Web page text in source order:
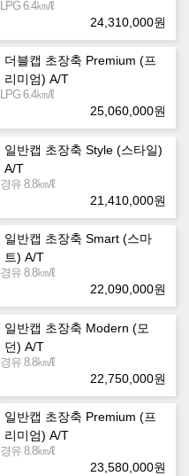
LPG 6.4㎞/ℓ
24,310,000원
더블캡 초장축 Premium (프
리미엄) A/T
LPG 6.4㎞/ℓ
25,060,000원
일반캡 초장축 Style (스타일)
A/T
경유 8.8㎞/ℓ
21,410,000원
일반캡 초장축 Smart (스마
트) A/T
경유 8.8㎞/ℓ
22,090,000원
일반캡 초장축 Modern (모
던) A/T
경유 8.8㎞/ℓ
22,750,000원
일반캡 초장축 Premium (프
리미엄) A/T
경유 8.8㎞/ℓ
23,580,000원